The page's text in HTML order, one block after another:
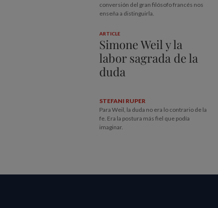
conversión del gran filósofo francés nos
enseña a distinguirla.
ARTICLE
Simone Weil y la
labor sagrada de la
duda
STEFANI RUPER
Para Weil, la duda no era lo contrario de la
fe. Era la postura más fiel que podía
imaginar.